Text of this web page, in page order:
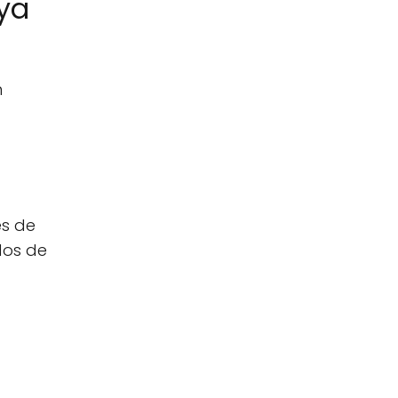
de
de